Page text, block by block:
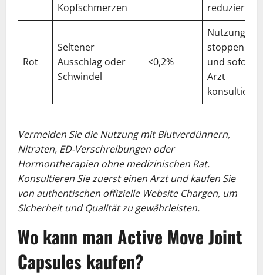
Kopfschmerzen
reduzieren
Rot
Seltener
Ausschlag oder
Schwindel
<0,2%
Nutzung
stoppen
und sofort
Arzt
konsultieren
Vermeiden Sie die Nutzung mit Blutverdünnern,
Nitraten, ED-Verschreibungen oder
Hormontherapien ohne medizinischen Rat.
Konsultieren Sie zuerst einen Arzt und kaufen Sie
von authentischen offizielle Website Chargen, um
Sicherheit und Qualität zu gewährleisten.
Wo kann man Active Move Joint
Capsules kaufen?